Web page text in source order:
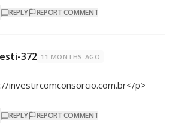
REPLY REPORT COMMENT
372 11 MONTHS AGO
investircomconsorcio.com.br</p>
REPLY REPORT COMMENT